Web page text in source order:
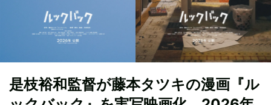
是枝裕和監督が藤本タツキの漫画『ル